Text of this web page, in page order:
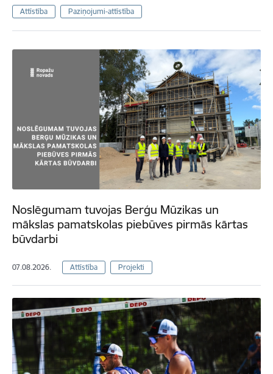
Attīstība Paziņojumi-attīstība
Noslēgumam tuvojas Berģu Mūzikas un
mākslas pamatskolas piebūves pirmās kārtas
būvdarbi
07.08.2026. Attīstība Projekti